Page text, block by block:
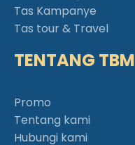
Tas Kampanye
Tas tour & Travel
TENTANG TBM
Promo
Tentang kami
Hubungi kami